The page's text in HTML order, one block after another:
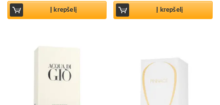
Į krepšelį Į krepšelį